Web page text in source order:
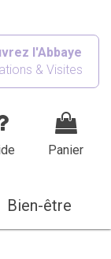
l'Abbaye
& Visites
Panier
Bien-être